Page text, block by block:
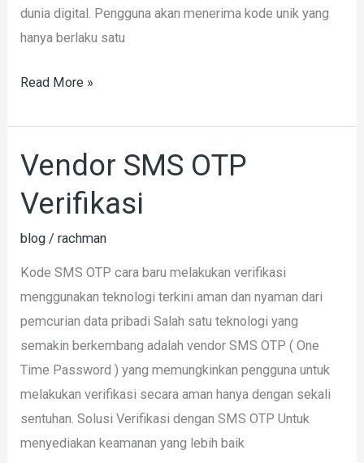
dunia digital. Pengguna akan menerima kode unik yang
hanya berlaku satu
Read More »
Vendor SMS OTP
Verifikasi
blog /rachman
Kode SMS OTP cara baru melakukan verifikasi
menggunakan teknologi terkini aman dan nyaman dari
pemcurian data pribadi Salah satu teknologi yang
semakin berkembang adalah vendor SMS OTP ( One
Time Password ) yang memungkinkan pengguna untuk
melakukan verifikasi secara aman hanya dengan sekali
sentuhan. Solusi Verifikasi dengan SMS OTP Untuk
menyediakan keamanan yang lebih baik
Vendor
OTP
Verifikasi